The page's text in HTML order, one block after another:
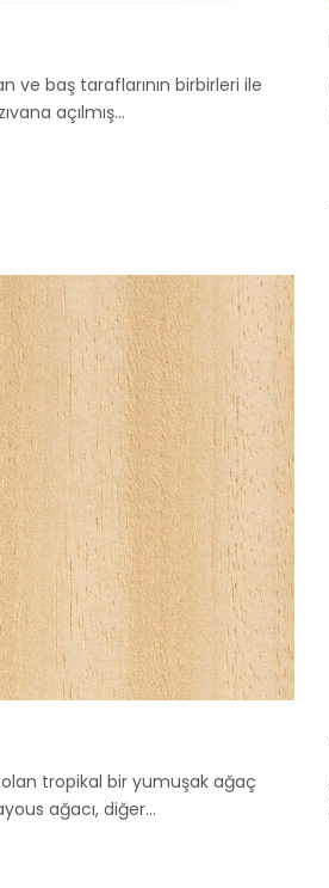
ve baş taraflarının birbirleri ile
açılmış…
tropikal bir yumuşak ağaç
ağacı, diğer…